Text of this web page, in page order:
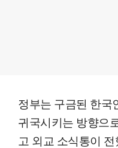
정부는 구금된 한국
귀국시키는 방향으
고 외교 소식통이